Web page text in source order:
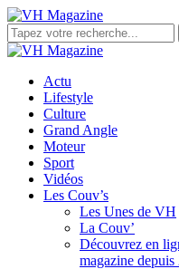
Actu
Lifestyle
Culture
Grand Angle
Moteur
Sport
Vidéos
Les Couv’s
Les Unes de VH
La Couv’
Découvrez en
magazine depuis